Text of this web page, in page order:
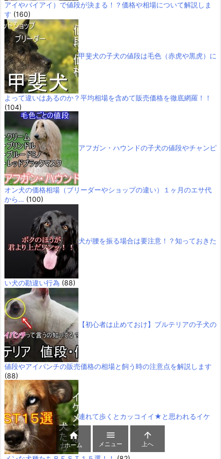
アイやバイアイ）で値段が決まる！？価格や相場について解説しま
す (160)
甲斐犬の子犬の値段は毛色（赤虎や黒虎）に
よって違いはあるのか？平均相場を含めて販売価格を徹底網羅！！
(104)
アフガン・ハウンドの子犬の値段やチャンピ
オン犬の価格相場（ブリーダーやショップの違い）１ヶ月のエサ代
から… (100)
犬が腰を振る場合は要注意！？知っておきた
い犬の勘違い行為 (88)
【初心者は止めておけ】ブルテリアの子犬の
値段やアイパンチの販売価格の相場と飼う時の注意点を解説します
(88)
連れて歩くとカッコイイ★と思われるイケ

ホーム

メニュー

上へ